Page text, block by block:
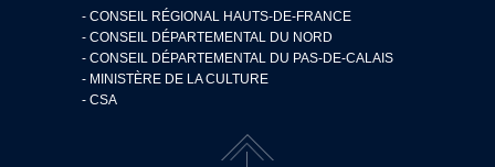
- CONSEIL RÉGIONAL HAUTS-DE-FRANCE
- CONSEIL DÉPARTEMENTAL DU NORD
- CONSEIL DÉPARTEMENTAL DU PAS-DE-CALAIS
- MINISTÈRE DE LA CULTURE
- CSA